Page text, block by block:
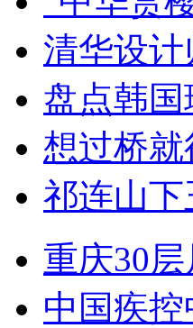
清华设
盘点韩
想过桥
祁连山
重庆30
中国疾